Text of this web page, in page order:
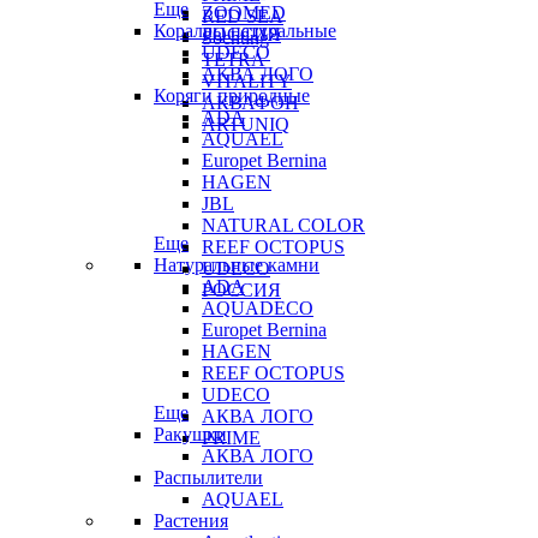
RED SEA
Sochting
TETRA
VITALITY
АКВАФОН
ARTUNIQ
ZOOMED
РОССИЯ
Еще
Кораллы натуральные
UDECO
АКВА ЛОГО
Коряги природные
ADA
AQUAEL
Europet Bernina
HAGEN
JBL
NATURAL COLOR
REEF OCTOPUS
UDECO
РОССИЯ
Еще
Натуральные камни
ADA
AQUADECO
Europet Bernina
HAGEN
REEF OCTOPUS
UDECO
АКВА ЛОГО
PRIME
Еще
Ракушки
АКВА ЛОГО
Распылители
AQUAEL
Растения